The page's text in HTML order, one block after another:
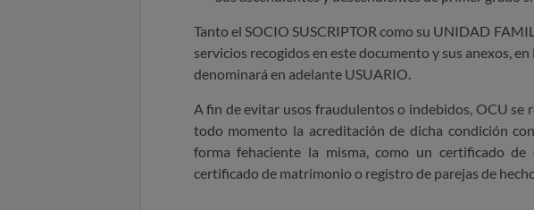
Tanto el SOCIO SUSCRIPTOR como su UNIDAD
servicios recogidos en este documento y sus anexos,
denominará en adelante USUARIO.
A fin de evitar usos fraudulentos o indebidos, OCU se
todo momento la acreditación de dicha condición
forma fehaciente la misma, como un certificado
certificado de matrimonio o registro de parejas de